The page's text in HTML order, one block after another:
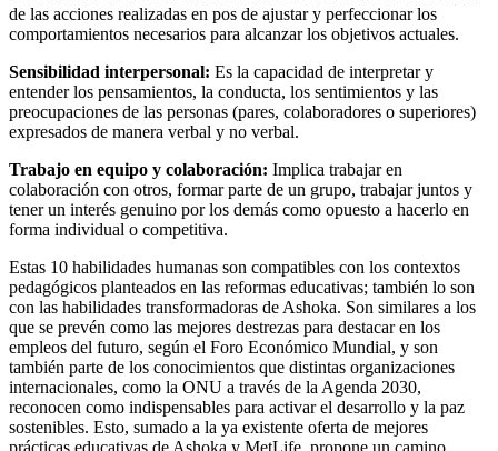
de las acciones realizadas en pos de ajustar y perfeccionar los
comportamientos necesarios para alcanzar los objetivos actuales.
Sensibilidad interpersonal: Es la capacidad de interpretar y
entender los pensamientos, la conducta, los sentimientos y las
preocupaciones de las personas (pares, colaboradores o superiores)
expresados de manera verbal y no verbal.
Trabajo en equipo y colaboración: Implica trabajar en
colaboración con otros, formar parte de un grupo, trabajar juntos y
tener un interés genuino por los demás como opuesto a hacerlo en
forma individual o competitiva.
Estas 10 habilidades humanas son compatibles con los contextos
pedagógicos planteados en las reformas educativas; también lo son
con las habilidades transformadoras de Ashoka. Son similares a los
que se prevén como las mejores destrezas para destacar en los
empleos del futuro, según el Foro Económico Mundial, y son
también parte de los conocimientos que distintas organizaciones
internacionales, como la ONU a través de la Agenda 2030,
reconocen como indispensables para activar el desarrollo y la paz
sostenibles. Esto, sumado a la ya existente oferta de mejores